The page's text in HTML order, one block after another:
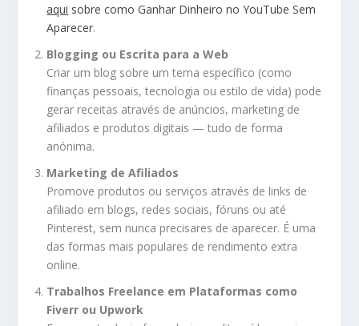
aqui sobre como Ganhar Dinheiro no YouTube Sem
Aparecer.
Blogging ou Escrita para a Web
Criar um blog sobre um tema específico (como
finanças pessoais, tecnologia ou estilo de vida) pode
gerar receitas através de anúncios, marketing de
afiliados e produtos digitais — tudo de forma
anónima.
Marketing de Afiliados
Promove produtos ou serviços através de links de
afiliado em blogs, redes sociais, fóruns ou até
Pinterest, sem nunca precisares de aparecer. É uma
das formas mais populares de rendimento extra
online.
Trabalhos Freelance em Plataformas como
Fiverr ou Upwork